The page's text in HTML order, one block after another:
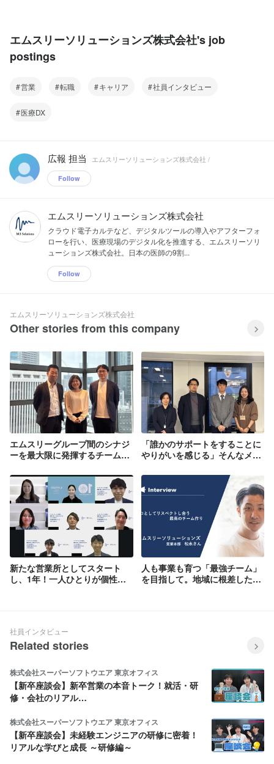
エムスリーソリューションズ株式会社's job
postings
営業 転職 キャリア 社員インタビュー
医療DX
広報 担当 エムスリーソリューションズ株式会社 /
Follow
エムスリーソリューションズ株式会社
クラウド電子カルテなど、デジタルツールの導入やアフターフォ
ローを行い、医療現場のデジタル化を推進する、エムスリーソリ
ューションズ株式会社。日本の医師の9割...
Follow
エムスリーソリューションズ株式会社
Other stories from this company
エムスリーグループ間のシナジ
ーを最大限に発揮するチーム！
取材【社員インタビュー】
「誰かのサポートをすることに
やりがいを感じる」そんなメン
ス職の座談会を紹介！
新たな営業所としてスタート
し、1年！一人ひとりが個性を
人も事業も育つ「最強チーム」
を目指して。地域に根差した医
社員インタビュー
Related stories
株式会社スーパーソフトウエア 東京オフィス
【新卒座談会】新卒営業の本音トーク！就活・研
修・会社のリアル…
株式会社スーパーソフトウエア 東京オフィス
【新卒座談会】未経験エンジニアの研修に密着！
リアルな学びと成長 ～研修編～